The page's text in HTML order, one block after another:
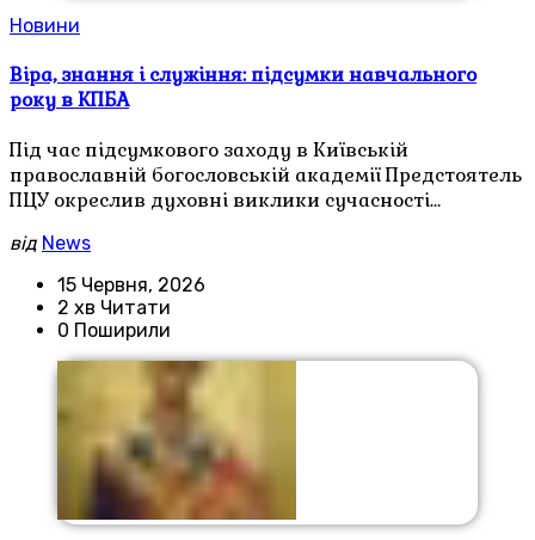
Новини
Віра, знання і служіння: підсумки навчального
року в КПБА
Під час підсумкового заходу в Київській
православній богословській академії Предстоятель
ПЦУ окреслив духовні виклики сучасності…
від News
15 Червня, 2026
2 хв Читати
0 Поширили